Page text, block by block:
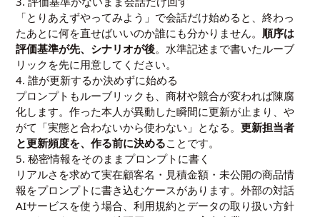
「とりあえずやってみよう」で会話だけ始めると、終わっ
たあとに何を直せばいいのか誰にも分かりません。 順序は
評価基準が先、シナリオが後。水準記述まで書いたルーブ
リックを先に用意してください。
4. 誰が更新するか決めずに始める
プロンプトもルーブリックも、商材や競合が変われば陳腐
化します。作った本人が異動した瞬間に更新が止まり、や
がて「実態と合わないから使わない」となる。更新担当者
と更新頻度を、作る前に決めることです。
5. 秘密情報をそのままプロンプトに書く
リアルさを求めて実在顧客名・見積金額・未公開の商品情
報をプロンプトに書き込むケースがあります。外部の対話
AIサービスを使う場合、利用規約とデータの取り扱い方針